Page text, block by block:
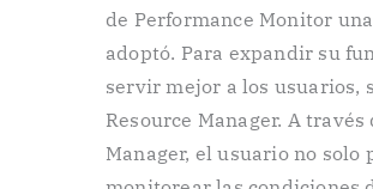
de Performance Monitor
adoptó. Para expandir su
servir mejor a los usuarios,
Resource Manager. A través
Manager, el usuario no solo